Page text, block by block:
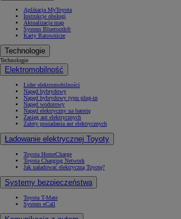
Aplikacja MyToyota
Instrukcje obsługi
Aktualizacja map
System Bluetooth®
Karty Ratownicze
Technologie
Technologie
Elektromobilność
Lider elektromobilności
Napęd hybrydowy
Napęd hybrydowy typu plug-in
Napęd wodorowy
Napęd elektryczny na baterię
Zasięg aut elektrycznych
Zalety posiadania aut elektrycznych
Ładowanie elektrycznej Toyoty
Toyota HomeCharge
Toyota Charging Network
Jak naładować elektryczną Toyotę?
Systemy bezpieczeństwa
Toyota T-Mate
System eCall